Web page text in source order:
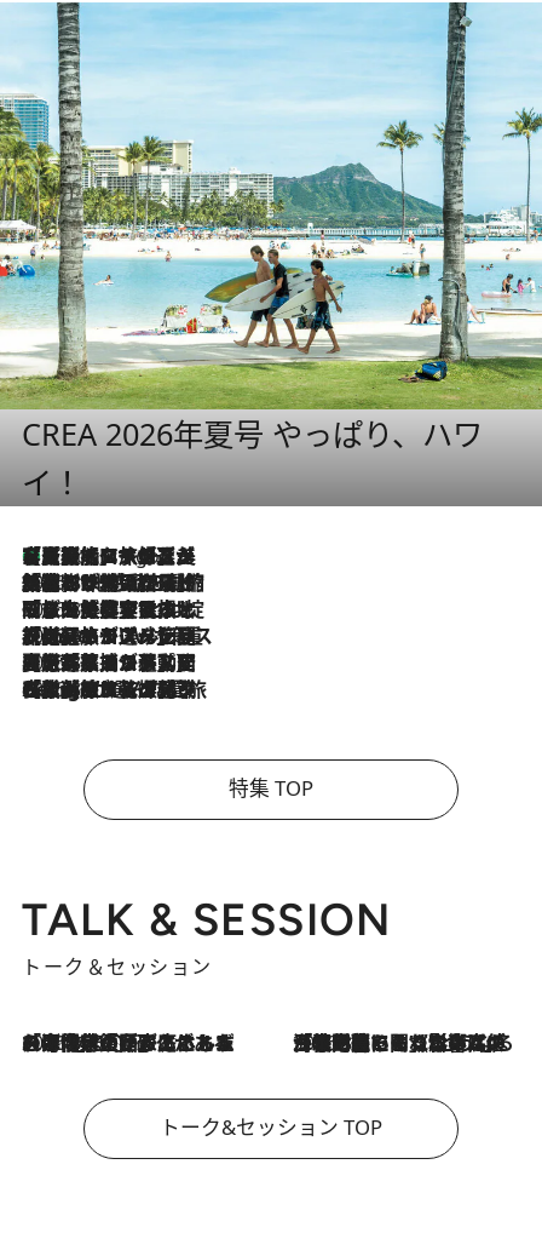
CREA 2026年夏号 やっぱり、ハワ
イ！
5 Hours Ago
【厳選旅コスメ】「多機能アイテムがメイン！」旅好き美容エディターが選んだ夏旅ベストコスメを発表【Mサイズジップ】
2026.8.6
「荷物が増えるほど旅ストレスは増す」美容ジャーナリストがたどり着いた最終結論。“化粧品を劇的に減らす”感動の凝縮美容とは
2026.8.6
「旅先には金髪ウィッグを持参」日本と同じメイクでは損してる!? 美容ジャーナリストが提案する“掟破りの旅美容”とは
2026.8.6
【厳選旅コスメ】「身軽さ＆UV対策重視！」ヘアアーティストshucoが選んだ夏旅ベストコスメを発表【Mサイズジップ】
2026.8.5
【厳選旅コスメ】国内をあちこち移動する河井菜摘が選んだ夏旅ベストコスメ発表！「リラックスアイテムはマスト」【Mサイズジップ】
2026.8.4
【厳選旅コスメ】「紫外線＆乾燥対策しながらメイク感も！」ヘア＆メイクGeorgeが選んだ夏旅ベストコスメを発表！【Mサイズジップ】
特集 TOP
TALK & SESSION
トーク＆セッション
2026.8.3
「今後値上げがあるとすれば…」「リスクがあるのは今年の冬」エネルギー専門家が語る、ホルムズ海峡封鎖が家庭にもたらす“ある心配” 2026.8.3
「住宅建てられない…」「サーチャージ料の高値が続いている」ホルムズ海峡封鎖による影響はいつまで続く？《エネルギー専門家に聞く“どうなる日本の暮らし”》
トーク&セッション TOP